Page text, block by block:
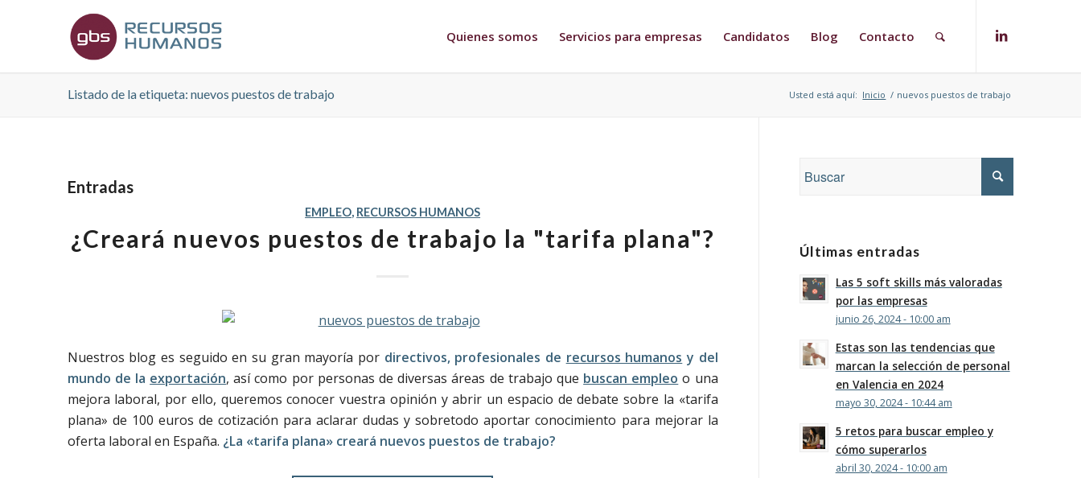
Quienes somos Servicios para empresas Candidatos Blog Contacto
Listado de la etiqueta: nuevos puestos de trabajo Usted está aquí: Inicio / nuevos puestos de trabajo
Entradas
EMPLEO, RECURSOS HUMANOS
¿Creará nuevos puestos de trabajo la "tarifa plana"?
Nuestros blog es seguido en su gran mayoría por directivos, profesionales de recursos humanos y del
mundo de la exportación, así como por personas de diversas áreas de trabajo que buscan empleo o una
mejora laboral, por ello, queremos conocer vuestra opinión y abrir un espacio de debate sobre la «tarifa
plana» de 100 euros de cotización para aclarar dudas y sobretodo aportar conocimiento para mejorar la
oferta laboral en España. ¿La «tarifa plana» creará nuevos puestos de trabajo?
Últimas entradas
Las 5 soft skills más valoradas
por las empresas
junio 26, 2024 - 10:00 am
Estas son las tendencias que
marcan la selección de personal
en Valencia en 2024
mayo 30, 2024 - 10:44 am
5 retos para buscar empleo y
cómo superarlos
abril 30, 2024 - 10:00 am